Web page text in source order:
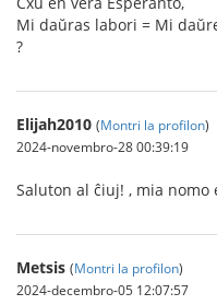
Mi daŭras labori = Mi
?
Elijah2010 (Montri la profilon)
2024-novembro-28 00:39:19
Saluton al ĉiuj! , mia nomo
Metsis (Montri la profilon)
2024-decembro-05 12:07:57